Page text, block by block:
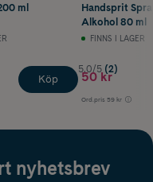
ml
Köp
Handsprit
Alkohol 80 ml
FINNS I LAGER
5.0/5 (2)
50 kr
Ord.pris 59 kr
nyhetsbrev